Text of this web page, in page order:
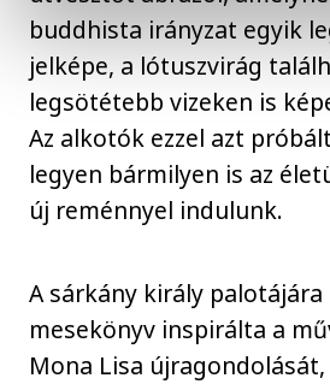
buddhista irányzat egyik
jelképe, a lótuszvirág
legsötétebb vizeken is
Az alkotók ezzel azt
legyen bármilyen is az
új reménnyel indulunk.
A sárkány király
mesekönyv inspirálta a
Mona Lisa